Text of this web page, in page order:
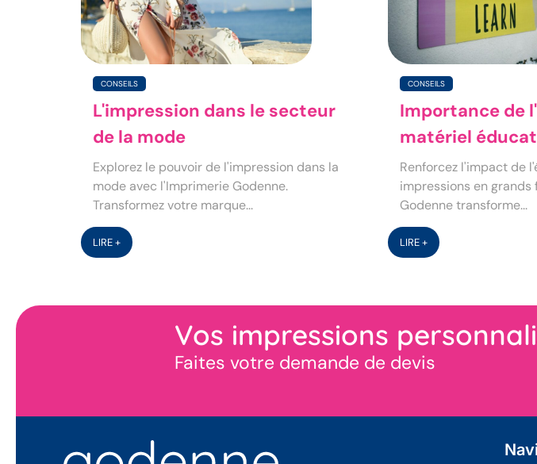
CONSEILS
L'impression dans le secteur
de la mode
Explorez le pouvoir de l'impression dans la
mode avec l'Imprimerie Godenne.
Transformez votre marque...
LIRE +
CONSEILS
Importance de
matériel
Renforcez l'impact de
impressions en grands
Godenne transforme...
LIRE +
Vos impressions
Faites votre demande de devis